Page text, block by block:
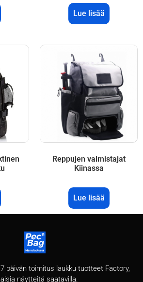
Lue lisää
Reppujen valmistajat
Kiinassa
Lue lisää
päivän toimitus laukku tuotteet Factory,
näytteitä saatavilla.